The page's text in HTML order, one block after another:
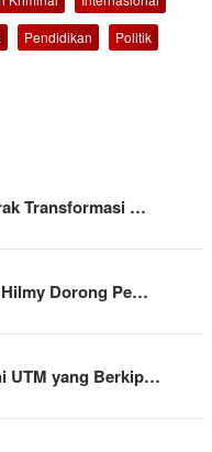
Pendidikan
Politik
Transformasi …
Hilmy Dorong Pe…
UTM yang Berkip…